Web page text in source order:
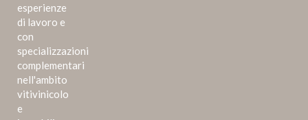
esperienze
di lavoro e
con
specializzazioni
complementari
nell'ambito
vitivinicolo
e